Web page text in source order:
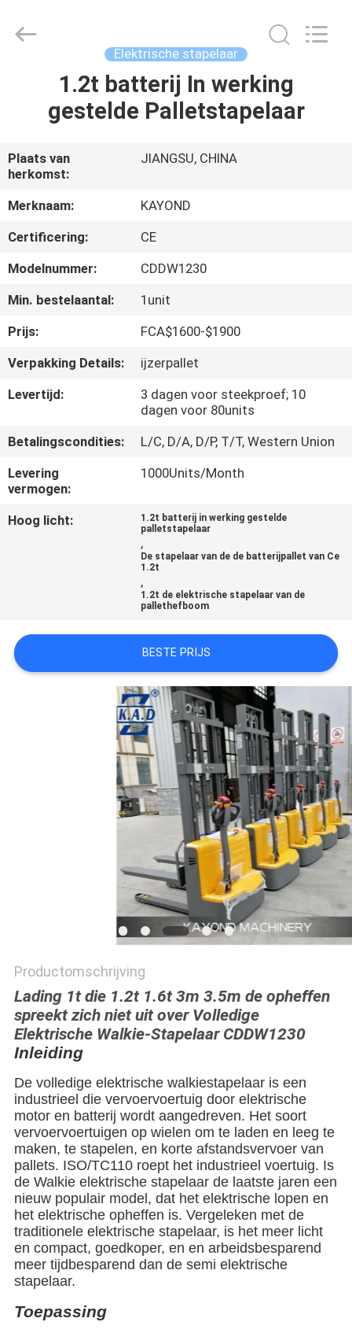
VIDEOS
ONGEVEER
ONS
FABRIEKSREIS
KWALITEITSCONTROLE
CONTACTEER
ONS
NIEUWS
SITEMAP
Co.,Ltd.
Elektrische stapelaar
1.2t batterij In werking
gestelde Palletstapelaar
Plaats van
herkomst:
JIANGSU, CHINA
Merknaam:
KAYOND
Certificering:
CE
Modelnummer:
CDDW1230
Min. bestelaantal:
1unit
Prijs:
FCA$1600-$1900
Verpakking Details:
ijzerpallet
Levertijd:
3 dagen voor steekproef; 10
dagen voor 80units
Betalingscondities:
L/C, D/A, D/P, T/T, Western Union
Levering
vermogen:
1000Units/Month
Hoog licht:
1.2t batterij in werking gestelde
palletstapelaar
,
De stapelaar van de de batterijpallet van Ce
1.2t
,
1.2t de elektrische stapelaar van de
pallethefboom
BESTE PRIJS
Productomschrijving
Lading 1t die 1.2t 1.6t 3m 3.5m de opheffen
spreekt zich niet uit over Volledige
Elektrische Walkie-Stapelaar CDDW1230
Inleiding
De volledige elektrische walkiestapelaar is een
industrieel die vervoervoertuig door elektrische
motor en batterij wordt aangedreven. Het soort
vervoervoertuigen op wielen om te laden en leeg te
maken, te stapelen, en korte afstandsvervoer van
pallets. ISO/TC110 roept het industrieel voertuig. Is
de Walkie elektrische stapelaar de laatste jaren een
nieuw populair model, dat het elektrische lopen en
het elektrische opheffen is. Vergeleken met de
traditionele elektrische stapelaar, is het meer licht
en compact, goedkoper, en en arbeidsbesparend
meer tijdbesparend dan de semi elektrische
stapelaar.
Toepassing